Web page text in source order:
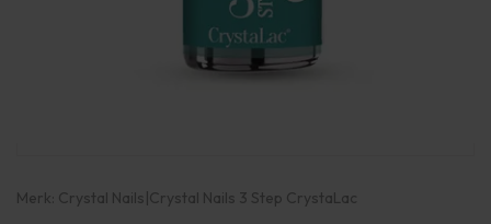
Merk: Crystal Nails|Crystal Nails 3 Step CrystaLac